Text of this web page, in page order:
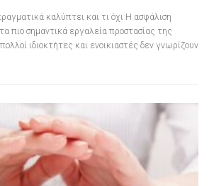
καλύπτει και τι όχι Η ασφάλιση
πιο σημαντικά εργαλεία προστασίας της
ιδιοκτήτες και ενοικιαστές δεν γνωρίζουν